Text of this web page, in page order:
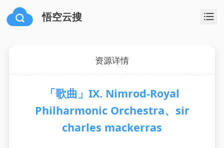
悟空云搜
资源详情
「歌曲」IX. Nimrod-Royal
Philharmonic Orchestra、sir
charles mackerras